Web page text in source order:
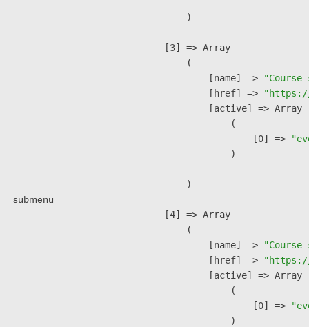
submenu
        )
    [3] => Array
        (
            [name] =>
            [href] =>
            [active] => Array
                (
                    [0] =>
                )
        )
    [4] => Array
        (
            [name] =>
            [href] =>
            [active] => Array
                (
                    [0] =>
                )